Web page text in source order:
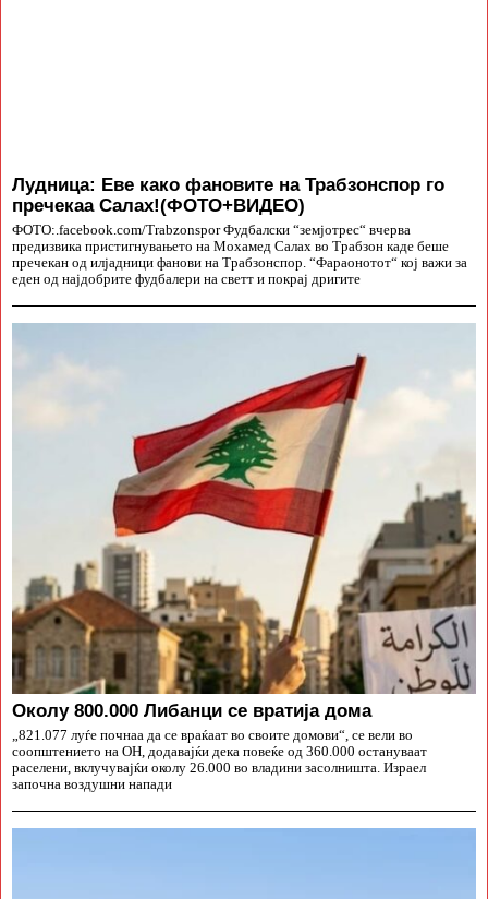
Лудница: Еве како фановите на Трабзонспор го
пречекаа Салах!(ФОТО+ВИДЕО)
ФОТО:.facebook.com/Trabzonspor Фудбалски “земјотрес“ вчерва
предизвика пристигнувањето на Мохамед Салах во Трабзон каде беше
пречекан од илјадници фанови на Трабзонспор. “Фараонотот“ кој важи за
еден од најдобрите фудбалери на светт и покрај дригите
Околу 800.000 Либанци се вратија дома
„821.077 луѓе почнаа да се враќаат во своите домови“, се вели во
соопштението на ОН, додавајќи дека повеќе од 360.000 остануваат
раселени, вклучувајќи околу 26.000 во владини засолништа. Израел
започна воздушни напади